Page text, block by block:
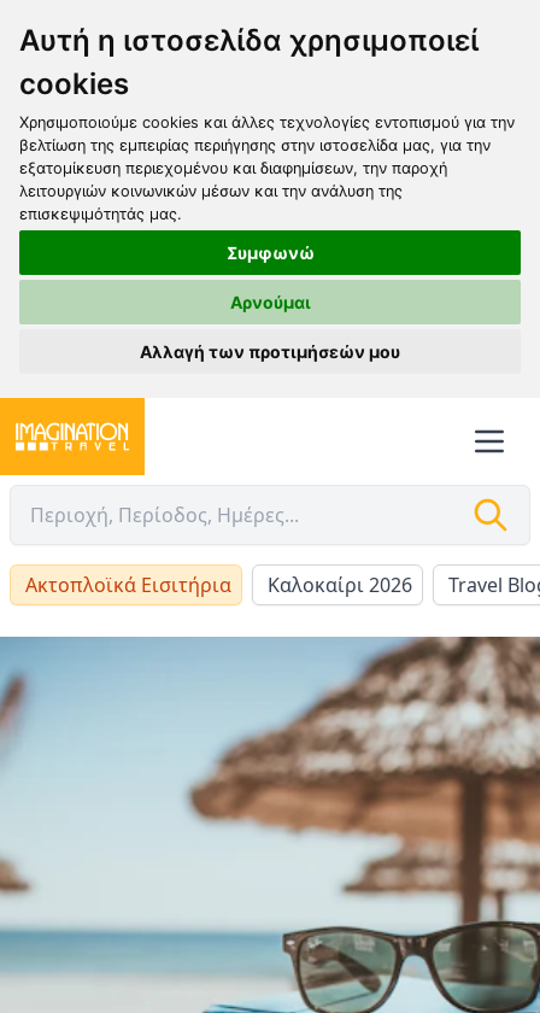
Αυτή η ιστοσελίδα χρησιμοποιεί
cookies
Χρησιμοποιούμε cookies και άλλες τεχνολογίες εντοπισμού για την
βελτίωση της εμπειρίας περιήγησης στην ιστοσελίδα μας, για την
εξατομίκευση περιεχομένου και διαφημίσεων, την παροχή
λειτουργιών κοινωνικών μέσων και την ανάλυση της
επισκεψιμότητάς μας.
Συμφωνώ
Αρνούμαι
Αλλαγή των προτιμήσεών μου
Ακτοπλοϊκά Εισιτήρια Καλοκαίρι 2026 Travel